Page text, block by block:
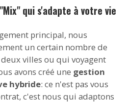
qui s'adapte à votre vie
principal, nous
un certain nombre de
villes ou qui voyagent
avons créé une gestion
hybride: ce n'est pas vous
c'est nous qui adaptons